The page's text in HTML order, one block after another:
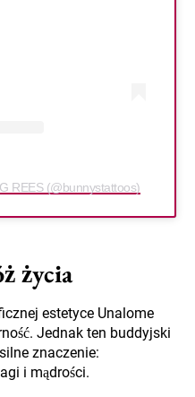
REES (@bunnystattoos)
życia
estetyce Unalome
Jednak ten buddyjski
znaczenie:
i mądrości.